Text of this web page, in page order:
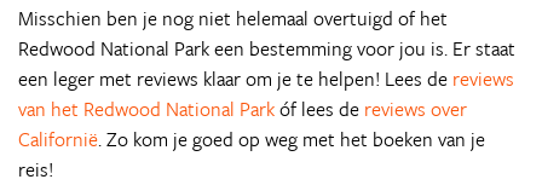
Misschien ben je nog niet helemaal overtuigd of het
Redwood National Park een bestemming voor jou is. Er staat
een leger met reviews klaar om je te helpen! Lees de reviews
van het Redwood National Parkóf lees de reviews over
Californië. Zo kom je goed op weg met het boeken van je
reis!